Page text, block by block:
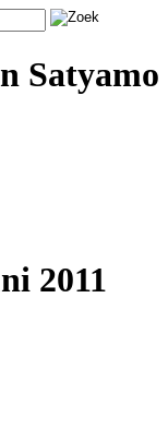
Satyamo
2011